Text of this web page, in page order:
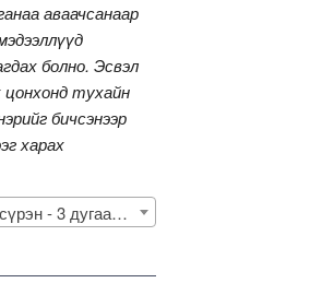
аваачсанаар
болно. Эсвэл
цонхонд тухайн
бичсэнээр
харах
Амгалан Адъяасүрэн - 3 дугаар тойрог